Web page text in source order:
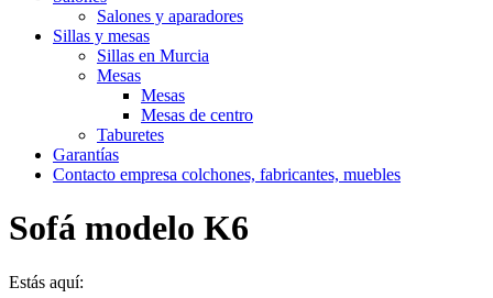
Salones y aparadores
Sillas y mesas
Sillas en Murcia
Mesas
Mesas
Mesas de centro
Taburetes
Garantías
Contacto empresa colchones, fabricantes, muebles
Sofá modelo K6
Estás aquí: